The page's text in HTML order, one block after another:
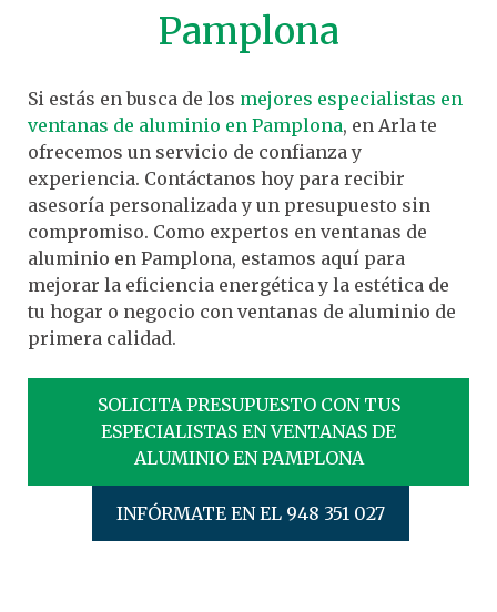
Pamplona
Si estás en busca de los mejores especialistas en
ventanas de aluminio en Pamplona, en Arla te
ofrecemos un servicio de confianza y
experiencia. Contáctanos hoy para recibir
asesoría personalizada y un presupuesto sin
compromiso. Como expertos en ventanas de
aluminio en Pamplona, estamos aquí para
mejorar la eficiencia energética y la estética de
tu hogar o negocio con ventanas de aluminio de
primera calidad.
SOLICITA PRESUPUESTO CON TUS
ESPECIALISTAS EN VENTANAS DE
ALUMINIO EN PAMPLONA
INFÓRMATE EN EL 948 351 027